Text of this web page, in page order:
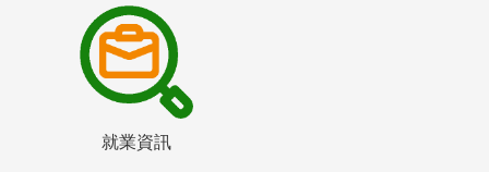
就業資訊